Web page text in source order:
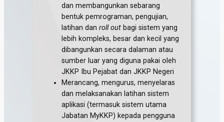
dan membangunkan sebarang
bentuk pemrograman, pengujian,
latihan danroll out bagi sistem yang
lebih kompleks, besar dan kecil yang
dibangunkan secara dalaman atau
sumber luar yang diguna pakai oleh
JKKP Ibu Pejabat dan JKKP Negeri
Merancang, mengurus, menyelaras
dan melaksanakan latihan sistem
aplikasi (termasuk sistem utama
Jabatan MyKKP) kepada pengguna